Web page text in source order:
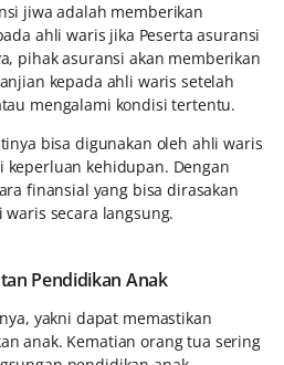
jiwa adalah memberikan
ahli waris jika Peserta asuransi
pihak asuransi akan memberikan
kepada ahli waris setelah
mengalami kondisi tertentu.
bisa digunakan oleh ahli waris
kehidupan. Dengan
finansial yang bisa dirasakan
secara langsung.
Pendidikan Anak
yakni dapat memastikan
anak. Kematian orang tua sering